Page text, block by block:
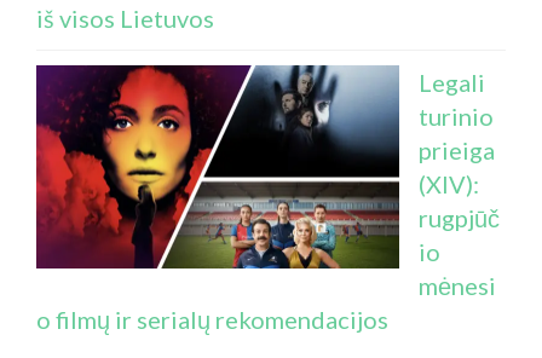
iš visos Lietuvos
Legali
turinio
prieiga
(XIV):
rugpjūč
io
mėnesi
o filmų ir serialų rekomendacijos